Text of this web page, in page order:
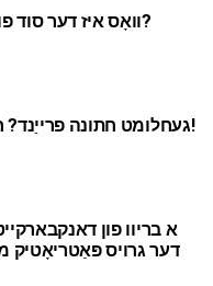
וואָס איז דער סוד פון גליק פֿאַר אַ מענטש?
געחלומט חתונה פרייַנד? חלום בוך וועט טייַטשן!
א בריוו פון
דער גרויס פּאַטריאָטיק